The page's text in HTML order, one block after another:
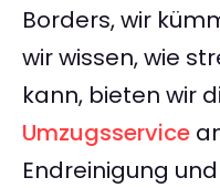
Borders, wir
wir wissen, wie
kann, bieten wir
Umzugsservice
Endreinigung